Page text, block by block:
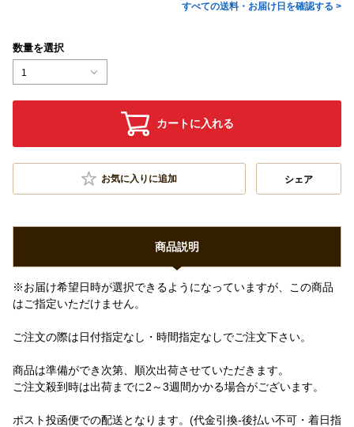
すべての送料・お届け日を確認する >
数量を選択
1
カートに入れる
お気に入りに追加 シェア
商品説明
※お届け希望日時が選択できるようになっていますが、この商品
はご指定いただけません。
ご注文の際は日付指定なし・時間指定なしでご注文下さい。
商品は準備ができ次第、順次出荷させていただきます。
ご注文殺到時は出荷までに2～3週間かかる場合がございます。
ポスト投函便での配送となります。(代金引換-後払い不可・着日指